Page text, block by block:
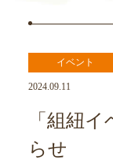
イベント
2024.09.11
「組紐
らせ